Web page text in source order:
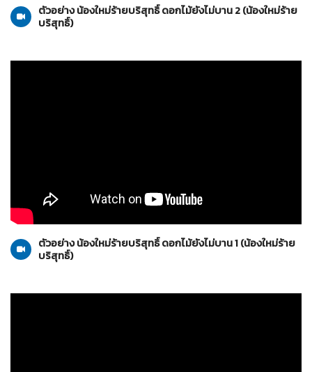
ตัวอย่าง น้องใหม่ร้ายบริสุทธิ์ ดอกไม้ยังไม่บาน 2 (น้องใหม่ร้าย
บริสุทธิ์)
06-11-2553
ตัวอย่าง น้องใหม่ร้ายบริสุทธิ์ ดอกไม้ยังไม่บาน 1 (น้องใหม่ร้าย
บริสุทธิ์)